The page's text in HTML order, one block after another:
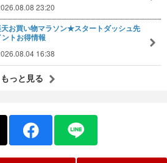
23:20
天お買い物マラソン★スタートダッシュ先
トお得情報
16:38
もっと見る